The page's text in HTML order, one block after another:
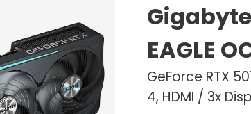
Gigabyte
EAGLE
GeForce RTX
4, HDMI / 3x